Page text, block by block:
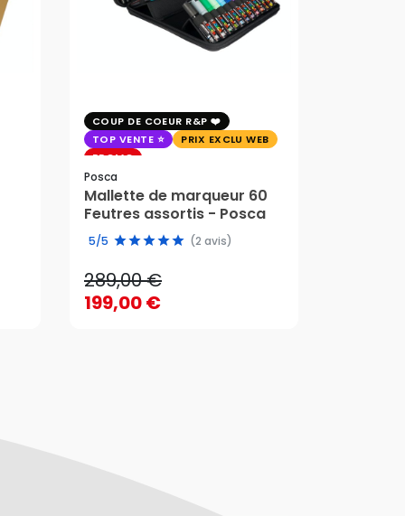
COUP DE COEUR R&P
TOP VENTE
PRIX EXCLU WEB
PROMO
Posca
Mallette de marqueur 60
Feutres assortis - Posca
5/5 (2 avis)
289,00 €
199,00 €
289,00 €
199,00 €
AJOUTER AU PANIER